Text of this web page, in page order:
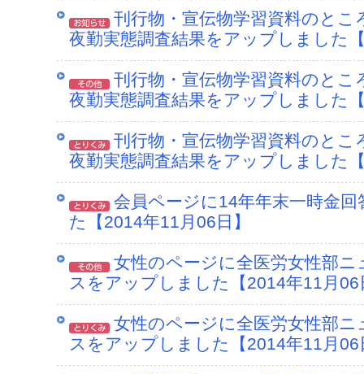
刊行物・宣伝物学習資料のと
夜勤実態調査結果をアップしました
刊行物・宣伝物学習資料のと
夜勤実態調査結果をアップしました
刊行物・宣伝物学習資料のと
夜勤実態調査結果をアップしました
会員ページに14年年末一時金
た【2014年11月06日】
女性のページに全医労女性部
スをアップしました【2014年11月06
女性のページに全医労女性部
スをアップしました【2014年11月06